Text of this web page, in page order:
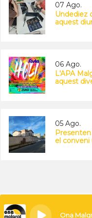
07 Ago.
Undediez
aquest
06 Ago.
L'APA
aquest
05 Ago.
el conveni
Ona